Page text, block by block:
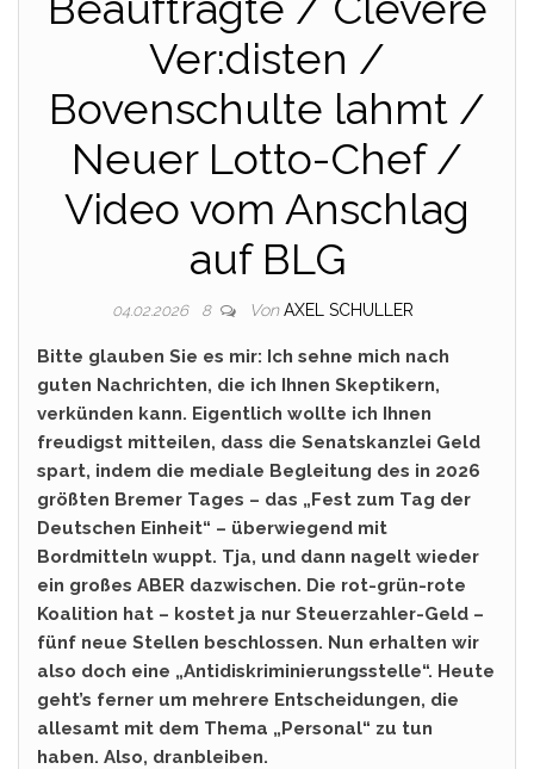
Ver:disten /
Bovenschulte lahmt /
Neuer Lotto-Chef /
Video vom Anschlag
auf BLG
04.02.2026 8 Von AXEL SCHULLER
Bitte glauben Sie es mir: Ich sehne mich nach
guten Nachrichten, die ich Ihnen Skeptikern,
verkünden kann. Eigentlich wollte ich Ihnen
freudigst mitteilen, dass die Senatskanzlei Geld
spart, indem die mediale Begleitung des in 2026
größten Bremer Tages – das „Fest zum Tag der
Deutschen Einheit“ – überwiegend mit
Bordmitteln wuppt. Tja, und dann nagelt wieder
ein großes ABER dazwischen. Die rot-grün-rote
Koalition hat – kostet ja nur Steuerzahler-Geld –
fünf neue Stellen beschlossen. Nun erhalten wir
also doch eine „Antidiskriminierungsstelle“. Heute
geht’s ferner um mehrere Entscheidungen, die
allesamt mit dem Thema „Personal“ zu tun
haben. Also, dranbleiben.